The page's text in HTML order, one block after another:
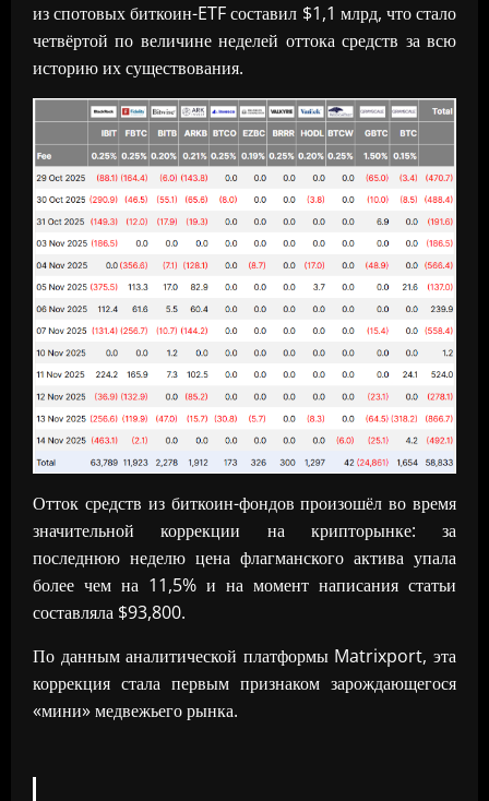
из спотовых биткоин-ETF составил $1,1 млрд, что стало
четвёртой по величине неделей оттока средств за всю
историю их существования.
Отток средств из биткоин-фондов произошёл во время
значительной коррекции на крипторынке: за
последнюю неделю цена флагманского актива упала
более чем на 11,5% и на момент написания статьи
составляла $93,800.
По данным аналитической платформы Matrixport, эта
коррекция стала первым признаком зарождающегося
«мини» медвежьего рынка.